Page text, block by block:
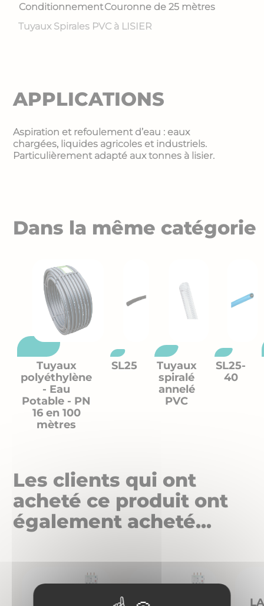
Tuyaux Spirales PVC à LISIER
ConditionnementCouronne de 25 mètres
APPLICATIONS
Aspiration et refoulement d’eau : eaux
chargées, liquides agricoles et industriels.
Particulièrement adapté aux tonnes à lisier.
Dans la même catégorie
Tuyaux
polyéthylène
- Eau
Potable - PN
16 en 100
mètres
SL25
Tuyaux
spiralé
annelé
PVC
SL25-
40
Les clients qui ont
acheté ce produit ont
également acheté...
LRD12